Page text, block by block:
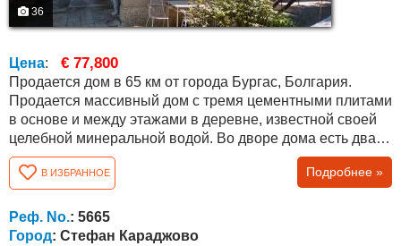
36
Цена: € 77,800
Продается дом в 65 км от города Бургас, Болгария.
Продается массивный дом с тремя цементными плитами
в основе и между этажами в деревне, известной своей
целебной минеральной водой. Во дворе дома есть два
больших подсобных помещения для инструментов,
инвентаря и других вещей. Соседи живут круглый год.
Недвижимость пригодна для проживания. Все работает.
Есть парковочное место на три машины, большой
просторный двор площадью 1300...
В ИЗБРАННОЕ Подробнее »
Реф. No.: 5665
Город: Стефан Караджово